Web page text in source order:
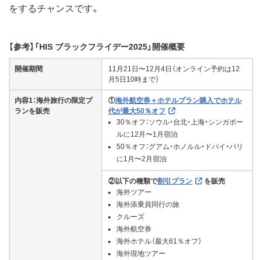
をするチャンスです。
【参考】「HIS ブラックフライデー2025」開催概要
開催期間
11月21日〜12月4日（オンライン予約は12
月5日10時まで）
内容1：海外旅行の限定プ
ランを販売
①海外航空券＋ホテルプラン購入でホテル
代が最大50％オフ
30％オフ：ソウル・台北・上海・シンガポー
ルに12月〜1月宿泊
50％オフ：グアム・ホノルル・ドバイ・パリ
に1月〜2月宿泊
②以下の種類で割引プラン
を販売
海外ツアー
海外添乗員同行の旅
クルーズ
海外航空券
海外ホテル（最大61％オフ）
海外現地ツアー